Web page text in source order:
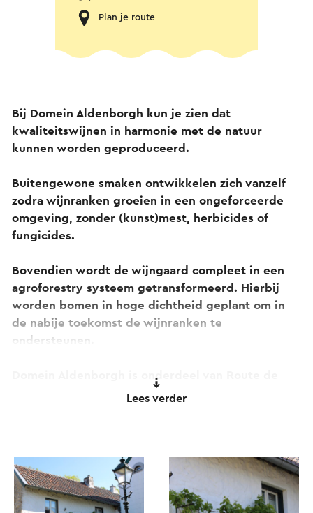
Plan je route
Bij Domein Aldenborgh kun je zien dat
kwaliteitswijnen in harmonie met de natuur
kunnen worden geproduceerd.
Buitengewone smaken ontwikkelen zich vanzelf
zodra wijnranken groeien in een ongeforceerde
omgeving, zonder (kunst)mest, herbicides of
fungicides.
Bovendien wordt de wijngaard compleet in een
agroforestry systeem getransformeerd. Hierbij
worden bomen in hoge dichtheid geplant om in
de nabije toekomst de wijnranken te
ondersteunen.
Domein Aldenborgh is onderdeel van Route de
Lees verder